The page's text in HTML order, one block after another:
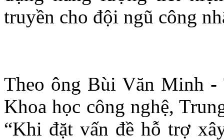
truyền cho đội ngũ công
Theo ông Bùi Văn Minh
Khoa học công nghệ,
“Khi đặt vấn đề hỗ trợ